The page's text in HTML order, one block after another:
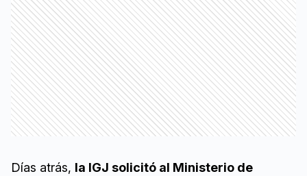
Días atrás, la IGJ solicitó al Ministerio de